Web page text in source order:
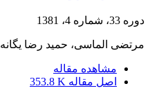
دوره 33، شماره 4، 1381
مرتضی الماسی، حمید رضا یگانه
مشاهده مقاله
اصل مقاله 353.8 K